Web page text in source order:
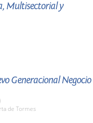
Multisectorial y
Generacional Negocio
de Tormes